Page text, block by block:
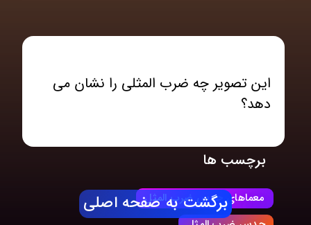
این تصویر چه ضرب المثلی را نشان می
دهد؟
برچسب ها
معماهای حدس ضرب المثل
برگشت به صفحه اصلی